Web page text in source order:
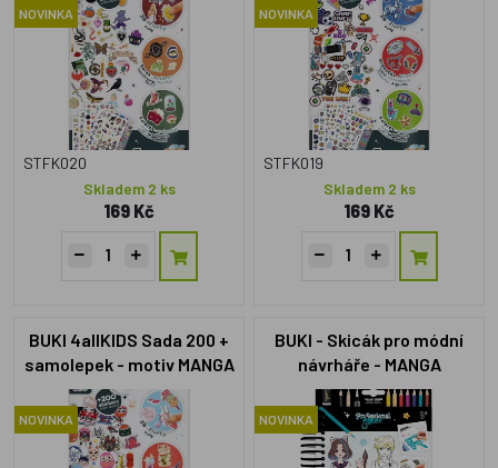
NOVINKA
STFK020
Skladem 2 ks
169 Kč
NOVINKA
STFK019
Skladem 2 ks
169 Kč
BUKI 4allKIDS Sada 200 +
samolepek - motiv MANGA
NOVINKA
BUKI - Skicák pro módní
návrháře - MANGA
NOVINKA